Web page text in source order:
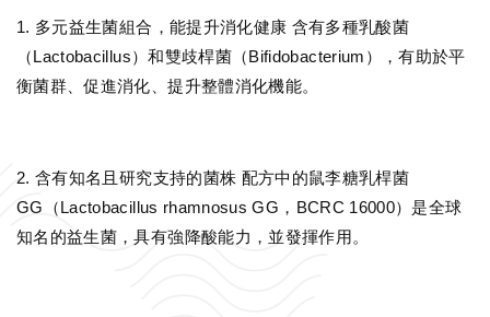
1. 多元益生菌組合，能提升消化健康 含有多種乳酸菌
（Lactobacillus）和雙歧桿菌（Bifidobacterium），有助於平
衡菌群、促進消化、提升整體消化機能。
2. 含有知名且研究支持的菌株 配方中的鼠李糖乳桿菌
GG（Lactobacillus rhamnosus GG，BCRC 16000）是全球
知名的益生菌，具有強降酸能力，並發揮作用。